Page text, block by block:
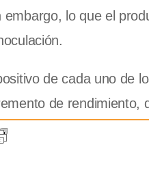
lo que el
de cada uno de
de rendimiento,